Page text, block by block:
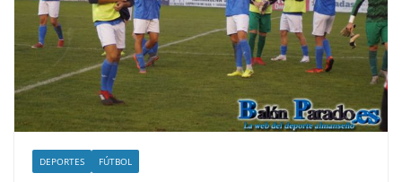
DEPORTES FÚTBOL